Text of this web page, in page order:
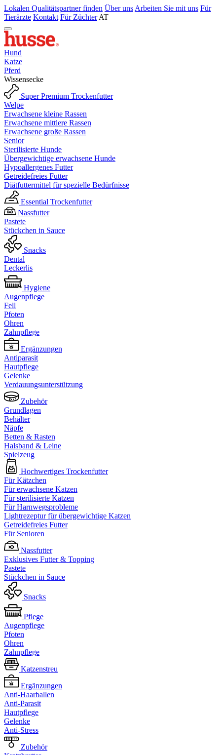
Lokalen Qualitätspartner finden Über uns Arbeiten Sie mit uns Für
Tierärzte Kontakt Für Züchter AT
Hund
Katze
Pferd
Wissensecke
Super Premium Trockenfutter
Welpe
Erwachsene kleine Rassen
Erwachsene mittlere Rassen
Erwachsene große Rassen
Senior
Sterilisierte Hunde
Übergewichtige erwachsene Hunde
Hypoallergenes Futter
Getreidefreies Futter
Diätfuttermittel für spezielle Bedürfnisse
Essential Trockenfutter
Nassfutter
Pastete
Stückchen in Sauce
Snacks
Dental
Leckerlis
Hygiene
Augenpflege
Fell
Pfoten
Ohren
Zahnpflege
Ergänzungen
Antiparasit
Hautpflege
Gelenke
Verdauungsunterstützung
Zubehör
Grundlagen
Behälter
Näpfe
Betten & Rasten
Halsband & Leine
Spielzeug
Hochwertiges Trockenfutter
Für Kätzchen
Für erwachsene Katzen
Für sterilisierte Katzen
Für Harnwegsprobleme
Lightrezeptur für übergewichtige Katzen
Getreidefreies Futter
Für Senioren
Nassfutter
Exklusives Futter & Topping
Pastete
Stückchen in Sauce
Snacks
Pflege
Augenpflege
Pfoten
Ohren
Zahnpflege
Katzenstreu
Ergänzungen
Anti-Haarballen
Anti-Parasit
Hautpflege
Gelenke
Anti-Stress
Zubehör